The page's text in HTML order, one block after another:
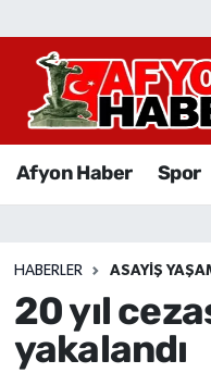
Afyon Haber Spor
HABERLER ASAYIŞ
20 yıl
yakalandı
Afyon Haber
Sağlık
Eğitim